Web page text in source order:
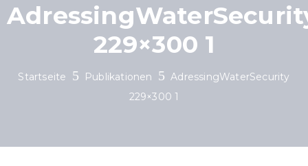
229×300 1
Startseite Publikationen
AdressingWaterSecurity
229×300 1